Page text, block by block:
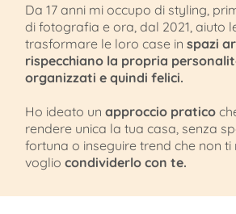
Da 17 anni mi occupo di styling,
di fotografia e ora, dal 2021, aiuto
trasformare le loro case in spazi
rispecchiano la propria
organizzati e quindi felici.
Ho ideato un approccio pratico
rendere unica la tua casa, senza
fortuna o inseguire trend che non
voglio condividerlo con te.